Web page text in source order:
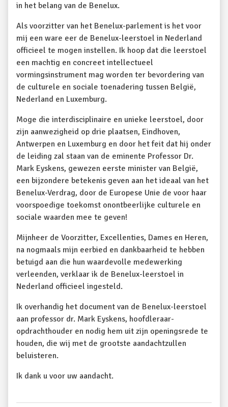
in het belang van de Benelux.
Als voorzitter van het Benelux-parlement is het voor
mij een ware eer de Benelux-leerstoel in Nederland
officieel te mogen instellen. Ik hoop dat die leerstoel
een machtig en concreet intellectueel
vormingsinstrument mag worden ter bevordering van
de culturele en sociale toenadering tussen België,
Nederland en Luxemburg.
Moge die interdisciplinaire en unieke leerstoel, door
zijn aanwezigheid op drie plaatsen, Eindhoven,
Antwerpen en Luxemburg en door het feit dat hij onder
de leiding zal staan van de eminente Professor Dr.
Mark Eyskens, gewezen eerste minister van België,
een bijzondere betekenis geven aan het ideaal van het
Benelux-Verdrag, door de Europese Unie de voor haar
voorspoedige toekomst onontbeerlijke culturele en
sociale waarden mee te geven!
Mijnheer de Voorzitter, Excellenties, Dames en Heren,
na nogmaals mijn eerbied en dankbaarheid te hebben
betuigd aan die hun waardevolle medewerking
verleenden, verklaar ik de Benelux-leerstoel in
Nederland officieel ingesteld.
Ik overhandig het document van de Benelux-leerstoel
aan professor dr. Mark Eyskens, hoofdleraar-
opdrachthouder en nodig hem uit zijn openingsrede te
houden, die wij met de grootste aandachtzullen
beluisteren.
Ik dank u voor uw aandacht.